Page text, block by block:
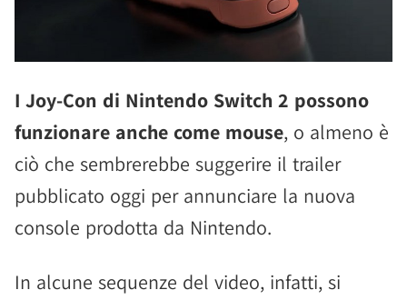
I Joy-Con di Nintendo Switch 2 possono
funzionare anche come mouse, o almeno è
ciò che sembrerebbe suggerire il trailer
pubblicato oggi per annunciare la nuova
console prodotta da Nintendo.
In alcune sequenze del video, infatti, si